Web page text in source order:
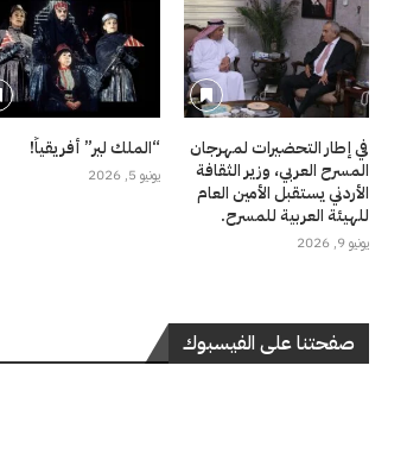
في إطار التحضيرات لمهرجان
المسرح العربي، وزير الثقافة
الأردني يستقبل الأمين العام
للهيئة العربية للمسرح.
يونيو 9, 2026
“الملك لير” أفريقياً!
يونيو 5, 2026
صفحتنا على الفيسبوك